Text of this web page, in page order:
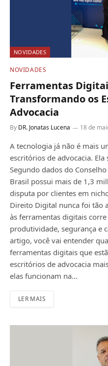
NOVIDADES
NOVIDADES
Ferramentas
Transformando os
Advocacia
By DR. Jonatas Lucena 18 de
A tecnologia já não é mais
escritórios de advocacia.
Segundo dados do Conselho
Brasil possui mais de 1,3
disputa por clientes em
Direito Digital nunca foi tão
às ferramentas digitais
produtividade, segurança e
artigo, você vai entender
ferramentas digitais que
escritórios de advocacia
elas funcionam na…
LER MAIS